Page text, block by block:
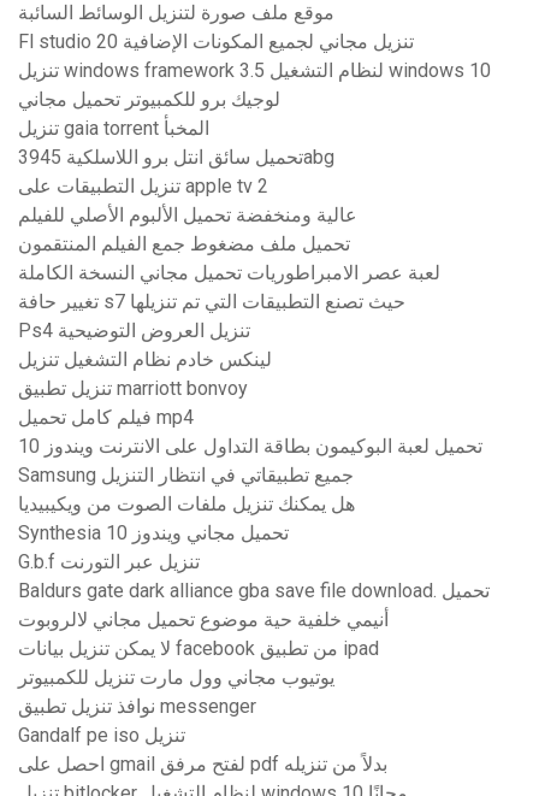
موقع ملف صورة لتنزيل الوسائط السائبة
Fl studio 20 تنزيل مجاني لجميع المكونات الإضافية
تنزيل windows framework 3.5 لنظام التشغيل windows 10
لوجيك برو للكمبيوتر تحميل مجاني
تنزيل gaia torrent المخبأ
تحميل سائق انتل برو اللاسلكية 3945abg
تنزيل التطبيقات على apple tv 2
عالية ومنخفضة تحميل الألبوم الأصلي للفيلم
تحميل ملف مضغوط جمع الفيلم المنتقمون
لعبة عصر الامبراطوريات تحميل مجاني النسخة الكاملة
تغيير حافة s7 حيث تصنع التطبيقات التي تم تنزيلها
Ps4 تنزيل العروض التوضيحية
لينكس خادم نظام التشغيل تنزيل
تنزيل تطبيق marriott bonvoy
فيلم كامل تحميل mp4
تحميل لعبة البوكيمون بطاقة التداول على الانترنت ويندوز 10
Samsung جميع تطبيقاتي في انتظار التنزيل
هل يمكنك تنزيل ملفات الصوت من ويكيبيديا
Synthesia تحميل مجاني ويندوز 10
G.b.f تنزيل عبر التورنت
Baldurs gate dark alliance gba save file download. تحميل
أنيمي خلفية حية موضوع تحميل مجاني لالروبوت
لا يمكن تنزيل بيانات facebook من تطبيق ipad
يوتيوب مجاني وول مارت تنزيل للكمبيوتر
نوافذ تنزيل تطبيق messenger
Gandalf pe iso تنزيل
احصل على gmail لفتح مرفق pdf بدلاً من تنزيله